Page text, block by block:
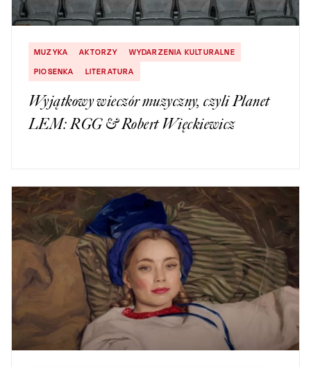
MUZYKA AKTORZY
WYDARZENIA KULTURALNE
PIOSENKA
LITERATURA
Wyjątkowy wieczór muzyczny, czyli Planet
LEM: RGG & Robert Więckiewicz